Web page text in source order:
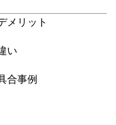
メリット
い
合事例